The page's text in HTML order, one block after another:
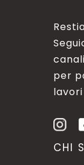
per
lavori
CHI